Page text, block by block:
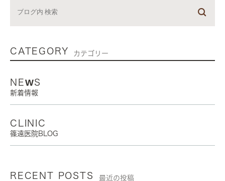
CATEGORY カテゴリー
NEWS
新着情報
CLINIC
篠遠医院BLOG
RECENT POSTS 最近の投稿